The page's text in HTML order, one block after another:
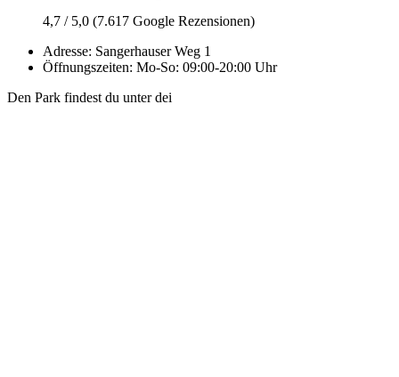
4,7 / 5,0 (7.617 Google Rezensionen)
Adresse: Sangerhauser Weg 1
Öffnungszeiten: Mo-So: 09:00-20:00 Uhr
Den Park findest du unter dei